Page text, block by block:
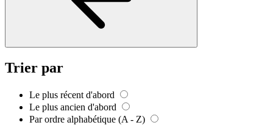
Trier par
Le plus récent d'abord
Le plus ancien d'abord
Par ordre alphabétique (A - Z)